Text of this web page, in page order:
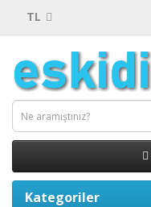
TL
Kategoriler